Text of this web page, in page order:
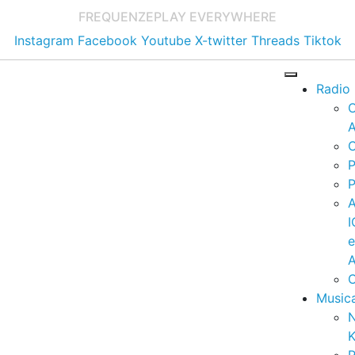
FREQUENZEPLAY EVERYWHERE
Instagram Facebook Youtube X-twitter Threads Tiktok
Radio
e